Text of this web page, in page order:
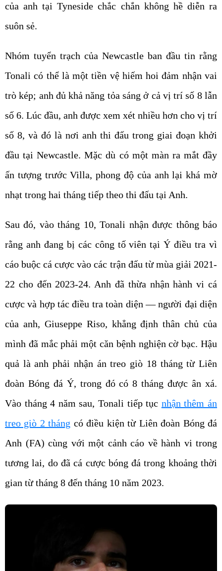
của anh tại Tyneside chắc chắn không hề diễn ra
suôn sẻ.
Nhóm tuyển trạch của Newcastle ban đầu tin rằng
Tonali có thể là một tiền vệ hiếm hoi đảm nhận vai
trò kép; anh đủ khả năng tỏa sáng ở cả vị trí số 8 lẫn
số 6. Lúc đầu, anh được xem xét nhiều hơn cho vị trí
số 8, và đó là nơi anh thi đấu trong giai đoạn khởi
đầu tại Newcastle. Mặc dù có một màn ra mắt đầy
ấn tượng trước Villa, phong độ của anh lại khá mờ
nhạt trong hai tháng tiếp theo thi đấu tại Anh.
Sau đó, vào tháng 10, Tonali nhận được thông báo
rằng anh đang bị các công tố viên tại Ý điều tra vì
cáo buộc cá cược vào các trận đấu từ mùa giải 2021-
22 cho đến 2023-24. Anh đã thừa nhận hành vi cá
cược và hợp tác điều tra toàn diện — người đại diện
của anh, Giuseppe Riso, khẳng định thân chủ của
mình đã mắc phải một căn bệnh nghiện cờ bạc. Hậu
quả là anh phải nhận án treo giò 18 tháng từ Liên
đoàn Bóng đá Ý, trong đó có 8 tháng được ân xá.
Vào tháng 4 năm sau, Tonali tiếp tục nhận thêm án
treo giò 2 tháng có điều kiện từ Liên đoàn Bóng đá
Anh (FA) cùng với một cảnh cáo về hành vi trong
tương lai, do đã cá cược bóng đá trong khoảng thời
gian từ tháng 8 đến tháng 10 năm 2023.